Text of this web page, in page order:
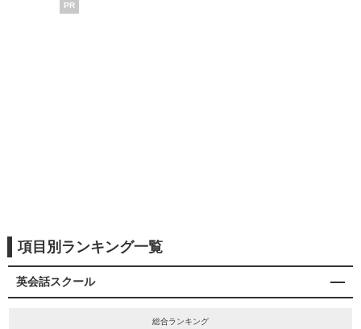
PR
項目別ランキング一覧
英会話スクール
総合ランキング